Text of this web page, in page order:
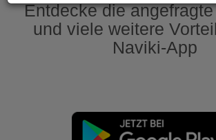
Entdecke die
und viele weitere
Naviki-App